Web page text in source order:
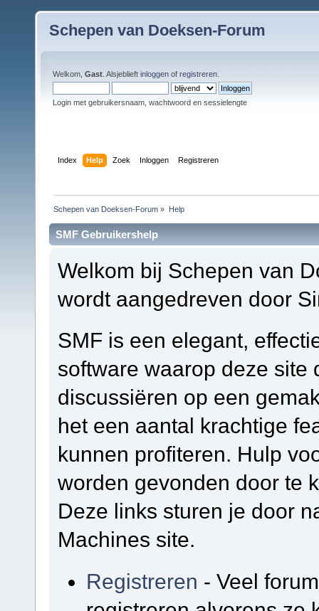
Schepen van Doeksen-Forum
Welkom, Gast . Alsjeblieft inloggen of registreren
Login met gebruikersnaam, wachtwoord en sessielengte
Index Help Zoek Inloggen Registreren
Schepen van Doeksen-Forum » Help
SMF Gebruikershelp
Welkom bij Schepen van
wordt aangedreven door
SMF is een elegant,
software waarop deze site
discussiëren op een
het een aantal krachtige
kunnen profiteren. Hulp
worden gevonden door te
Deze links sturen je door
Machines site.
Registreren - Veel